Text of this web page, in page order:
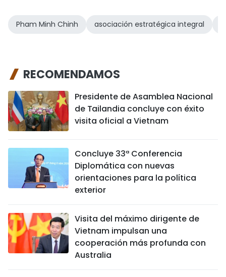
Pham Minh Chinh asociación estratégica integral
RECOMENDAMOS
Presidente de Asamblea Nacional
de Tailandia concluye con éxito
visita oficial a Vietnam
Concluye 33ª Conferencia
Diplomática con nuevas
orientaciones para la política
exterior
Visita del máximo dirigente de
Vietnam impulsan una
cooperación más profunda con
Australia